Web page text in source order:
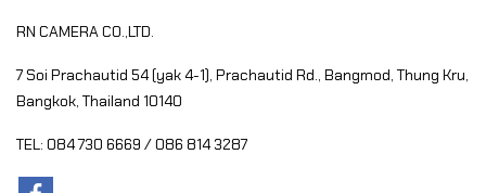
RN CAMERA CO.,LTD.
7 Soi Prachautid 54 (yak 4-1), Prachautid Rd., Bangmod, Thung Kru,
Bangkok, Thailand 10140
TEL: 084 730 6669 / 086 814 3287